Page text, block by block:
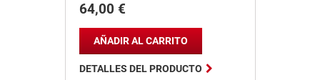
Precio
64,00 €

AÑADIR AL CARRITO
DETALLES DEL PRODUCTO